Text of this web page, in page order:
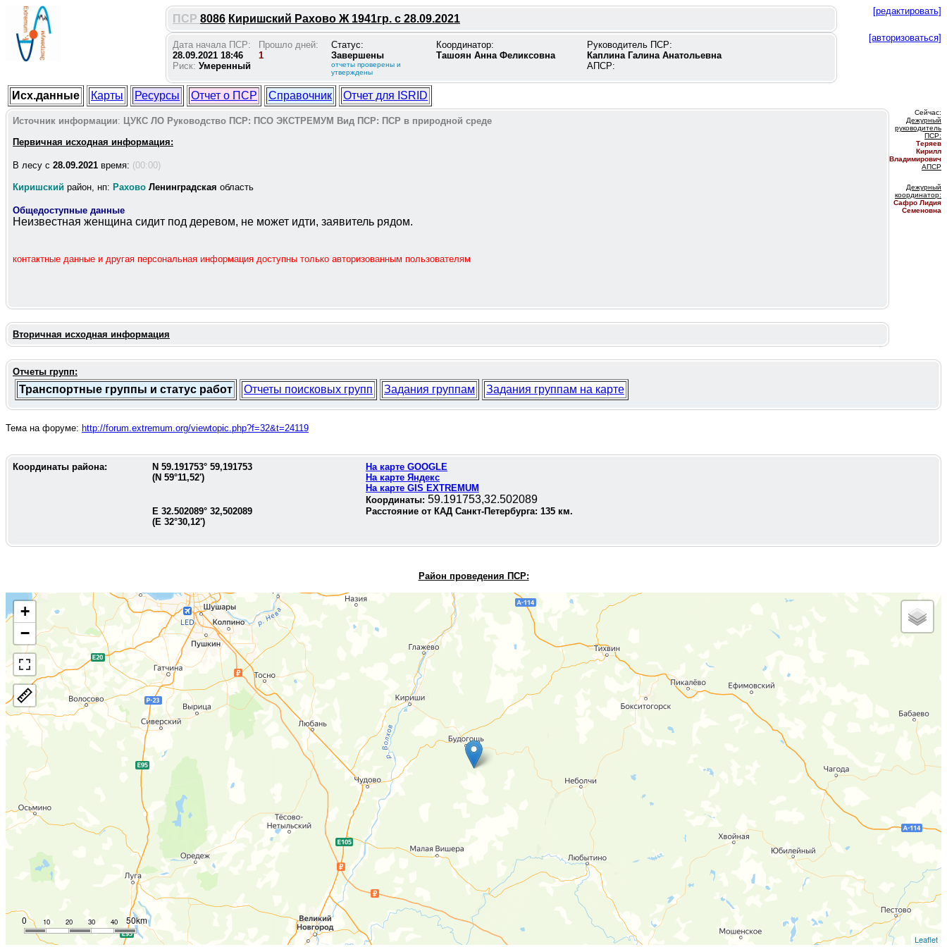
ПСР 8086 Киришский Рахово Ж 1941гр. с 28.09.2021
[редактировать]
Дата начала ПСР:
28.09.2021 18:46
Риск: Умеренный
Прошло дней:
1
Статус:
Завершены
отчеты проверены и
утверждены
Координатор:
Ташоян Анна Феликсовна
Руководитель ПСР:
Каплина Галина Анатольевна
АПСР:
[авторизоваться]
Исх.данные Карты Ресурсы Отчет о ПСР Справочник Отчет для ISRID
Источник информации: ЦУКС ЛО Руководство ПСР: ПСО ЭКСТРЕМУМ Вид ПСР: ПСР в природной среде
Первичная исходная информация:
В лесу c 28.09.2021 время: (00:00)
Киришский район, нп: Рахово Ленинградская область
Общедоступные данные
Неизвестная женщина сидит под деревом, не может идти, заявитель рядом.
контактные данные и другая персональная информация доступны только авторизованным пользователям
Сейчас:
Дежурный
руководитель
ПСР:
Теряев
Кирилл
Владимирович
АПСР
Дежурный
координатор:
Сафро Лидия
Семеновна
Вторичная исходная информация
Отчеты групп:
Транспортные группы и статус работ Отчеты поисковых групп Задания группам Задания группам на карте
Тема на форуме: http://forum.extremum.org/viewtopic.php?f=32&t=24119
Координаты района: N 59.191753° 59,191753
(N 59°11,52')
На карте GOOGLE
На карте Яндекс
На карте GIS EXTREMUM
Координаты: 59.191753,32.502089
E 32.502089° 32,502089
(E 32°30,12')
Расстояние от КАД Санкт-Петербурга: 135 км.
Район проведения ПСР:
+
−
10
0 20 30 40 50km
Leaflet